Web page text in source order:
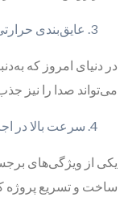
عایق‌بندی
در دنیای امروز که
می‌تواند صدا را نیز
سرعت بالا در
یکی از ویژگی‌های
ساخت و تسریع پروژه